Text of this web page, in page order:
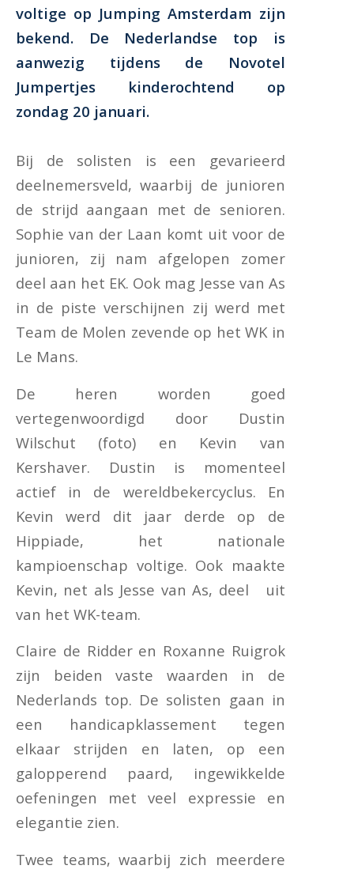
voltige op Jumping Amsterdam zijn
bekend. De Nederlandse top is
aanwezig tijdens de Novotel
Jumpertjes kinderochtend op
zondag 20 januari.
Bij de solisten is een gevarieerd
deelnemersveld, waarbij de junioren
de strijd aangaan met de senioren.
Sophie van der Laan komt uit voor de
junioren, zij nam afgelopen zomer
deel aan het EK. Ook mag Jesse van As
in de piste verschijnen zij werd met
Team de Molen zevende op het WK in
Le Mans.
De heren worden goed
vertegenwoordigd door Dustin
Wilschut (foto) en Kevin van
Kershaver. Dustin is momenteel
actief in de wereldbekercyclus. En
Kevin werd dit jaar derde op de
Hippiade, het nationale
kampioenschap voltige. Ook maakte
Kevin, net als Jesse van As, deel uit
van het WK-team.
Claire de Ridder en Roxanne Ruigrok
zijn beiden vaste waarden in de
Nederlands top. De solisten gaan in
een handicapklassement tegen
elkaar strijden en laten, op een
galopperend paard, ingewikkelde
oefeningen met veel expressie en
elegantie zien.
Twee teams, waarbij zich meerdere